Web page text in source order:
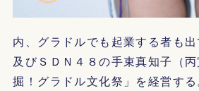
内、グラドルでも起業する者も
及びＳＤＮ４８の手束真知子（
掘！グラドル文化祭」を経営す